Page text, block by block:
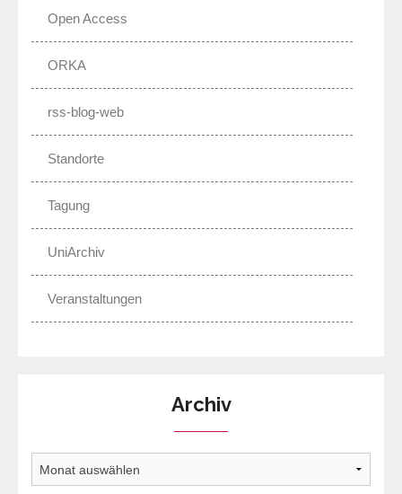
Open Access
ORKA
rss-blog-web
Standorte
Tagung
UniArchiv
Veranstaltungen
Archiv